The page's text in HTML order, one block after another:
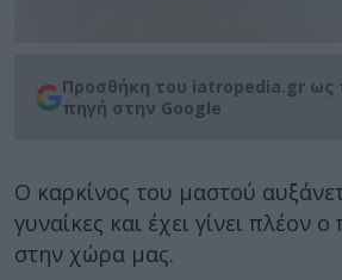
Προσθήκη του iatropedia.gr ως
πηγή στην Google
Ο καρκίνος του μαστού
γυναίκες και έχει γίνει πλέον
στην χώρα μας.